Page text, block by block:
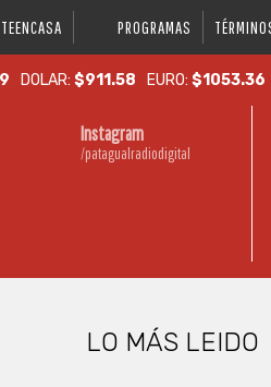
PROGRAMAS
DOLAR:$911.58 EURO:$1053.36
Instagram
/patagualradiodigital
LO MÁS LEIDO